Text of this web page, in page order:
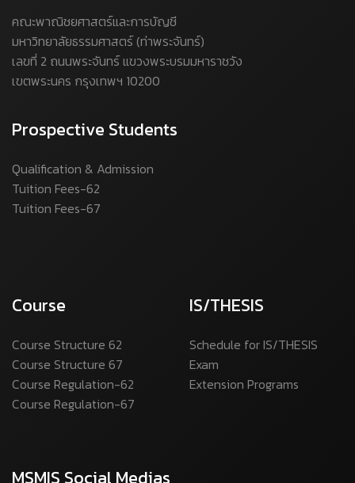
คณะพาณิชยศาสตร์และการบัญชี
มหาวิทยาลัยธรรมศาสตร์ (ท่าพระจันทร์)
เลขที่ 2 ถนนพระจันทร์ แขวงพระบรมมหาราชวัง
เขตพระนคร กรุงเทพฯ 10200
Prospective Students
Qualification & Admission
Tuition Fees-62
Tuition Fees-67
Course
Course Structure 62
Course Structure 67
Course Regulation-62
Course Regulation-67
IS/THESIS
Schedule for IS/THESIS
Exam
Extension Programs